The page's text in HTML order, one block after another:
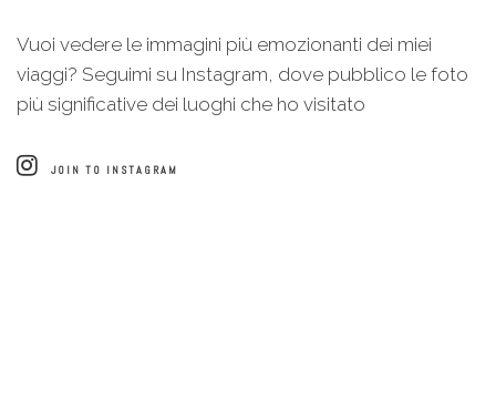
Vuoi vedere le immagini più emozionanti dei miei
viaggi? Seguimi su Instagram, dove pubblico le foto
più significative dei luoghi che ho visitato
JOIN TO INSTAGRAM